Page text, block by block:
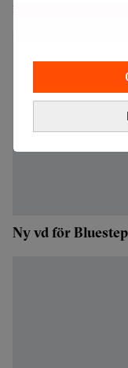
för vissa"
Ny vd för